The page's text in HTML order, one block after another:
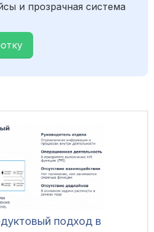
и прозрачная система
подход в